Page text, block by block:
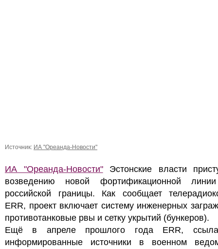
Источник: ИА "Ореанда-Новости"
ИА "Ореанда-Новости"Эстонские власти
возведению новой фортификационной
российской границы. Как сообщает
ERR, проект включает систему инженерных
противотанковые рвы и сетку укрытий (бункеров).
Ещё в апреле прошлого года ERR,
информированные источники в военном